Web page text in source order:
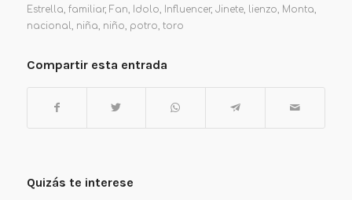
Estrella, familiar, Fan, Idolo, Influencer, Jinete, lienzo, Monta,
nacional, niña, niño, potro, toro
Compartir esta entrada
Quizás te interese